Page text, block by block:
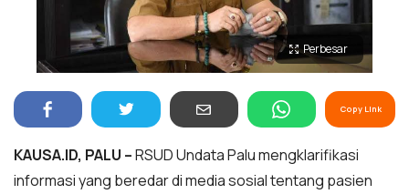
Perbesar
Copy Link
KAUSA.ID, PALU –RSUD Undata Palu mengklarifikasi
informasi yang beredar di media sosial tentang pasien